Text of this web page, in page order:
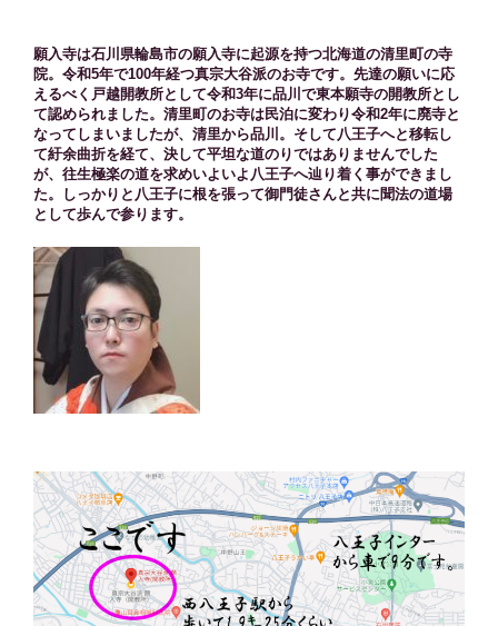
願入寺は石川県輪島市の願入寺に起源を持つ北海道の清里町の寺
院。令和5年で100年経つ真宗大谷派のお寺です。先達の願いに応
えるべく戸越開教所として令和3年に品川で東本願寺の開教所とし
て認められました。清里町のお寺は民泊に変わり令和2年に廃寺と
なってしまいましたが、清里から品川。そして八王子へと移転し
て紆余曲折を経て、決して平坦な道のりではありませんでした
が、往生極楽の道を求めいよいよ八王子へ辿り着く事ができまし
た。しっかりと八王子に根を張って御門徒さんと共に聞法の道場
として歩んで参ります。